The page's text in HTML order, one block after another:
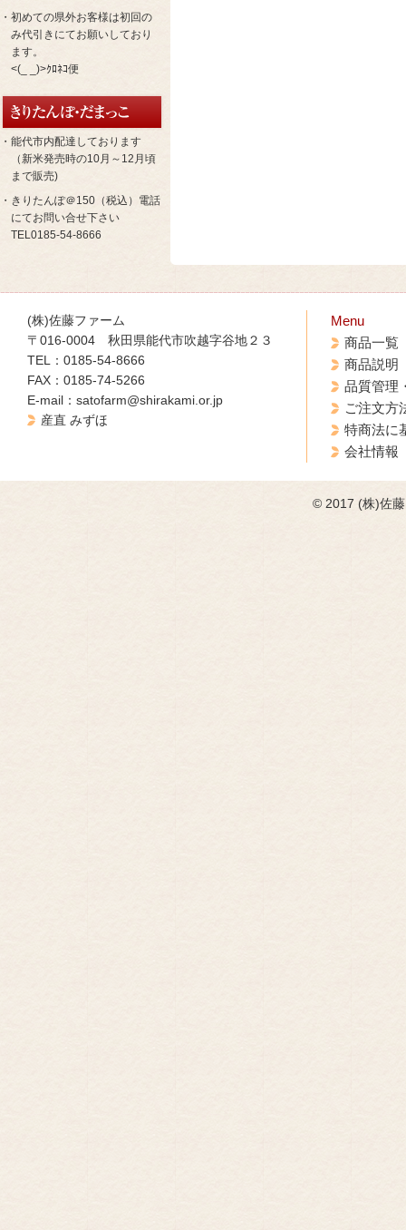
・初めての県外お客様は初回の
み代引きにてお願いしており
ます。
<(_ _)>ｸﾛﾈｺ便
・能代市内配達しております
（新米発売時の10月～12月頃
まで販売)
・きりたんぽ＠150（税込）電話
にてお問い合せ下さい
TEL0185-54-8666
(株)佐藤ファーム
〒016-0004 秋田県能代市吹越字谷地２３
TEL：0185-54-8666
FAX：0185-74-5266
E-mail：satofarm@shirakami.or.jp
産直 みずほ
Menu
商品一覧
商品説明
品質管理
ご注文方
特商法に
会社情報
© 2017 (株)佐